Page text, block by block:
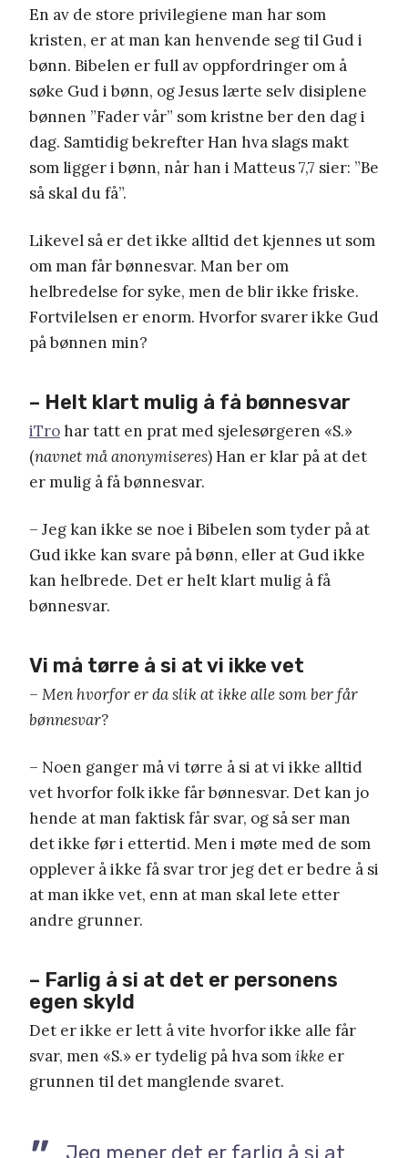
En av de store privilegiene man har som
kristen, er at man kan henvende seg til Gud i
bønn. Bibelen er full av oppfordringer om å
søke Gud i bønn, og Jesus lærte selv disiplene
bønnen ”Fader vår” som kristne ber den dag i
dag. Samtidig bekrefter Han hva slags makt
som ligger i bønn, når han i Matteus 7,7 sier: ”Be
så skal du få”.
Likevel så er det ikke alltid det kjennes ut som
om man får bønnesvar. Man ber om
helbredelse for syke, men de blir ikke friske.
Fortvilelsen er enorm. Hvorfor svarer ikke Gud
på bønnen min?
– Helt klart mulig å få bønnesvar
iTrohar tatt en prat med sjelesørgeren «S.»
(navnet må anonymiseres) Han er klar på at det
er mulig å få bønnesvar.
– Jeg kan ikke se noe i Bibelen som tyder på at
Gud ikke kan svare på bønn, eller at Gud ikke
kan helbrede. Det er helt klart mulig å få
bønnesvar.
Vi må tørre å si at vi ikke vet
– Men hvorfor er da slik at ikke alle som ber får
bønnesvar?
– Noen ganger må vi tørre å si at vi ikke alltid
vet hvorfor folk ikke får bønnesvar. Det kan jo
hende at man faktisk får svar, og så ser man
det ikke før i ettertid. Men i møte med de som
opplever å ikke få svar tror jeg det er bedre å si
at man ikke vet, enn at man skal lete etter
andre grunner.
– Farlig å si at det er personens
egen skyld
Det er ikke er lett å vite hvorfor ikke alle får
svar, men «S.» er tydelig på hva somikke er
grunnen til det manglende svaret.
Jeg mener det er farlig å si at